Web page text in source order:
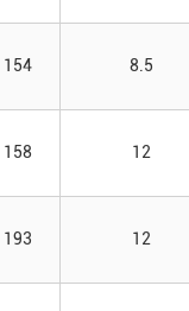
154 8.5
158 12
193 12